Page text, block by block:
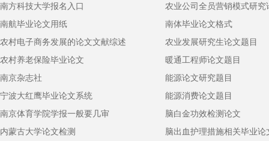
南方科技大学报名入口
农业公司全员营销模式研究
南航毕业论文用纸
南体毕业论文格式
农村电子商务发展的论文文献综述
农业发展研究生论文题目
农村养老保险毕业论文
暖通工程师论文题目
南京杂志社
能源论文研究题目
宁波大红鹰毕业论文系统
能源消费论文题目
南京体育学院学报一般要几审
脑白金功效检测论文
内蒙古大学论文检测
脑出血护理措施相关毕业论